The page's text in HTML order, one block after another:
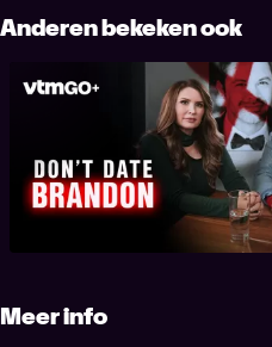
Anderen bekeken ook
Don't Date Brandon
Meer info